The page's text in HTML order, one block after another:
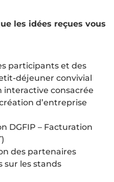
les idées reçues vous
participants et des
déjeuner convivial
interactive consacrée
d’entreprise
DGFIP – Facturation
des partenaires
sur les stands